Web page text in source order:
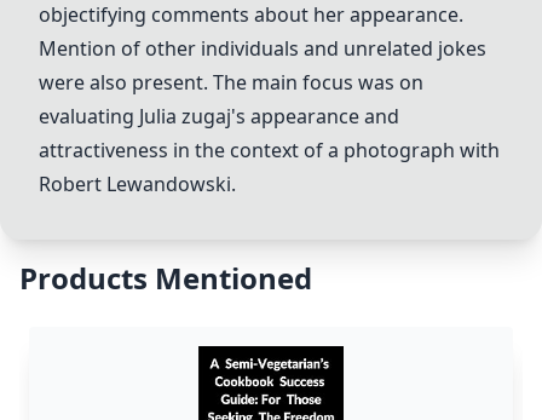
objectifying comments about her appearance.
Mention of other individuals and unrelated jokes
were also present. The main focus was on
evaluating Julia zugaj's appearance and
attractiveness in the context of a photograph with
Robert Lewandowski.
Products Mentioned